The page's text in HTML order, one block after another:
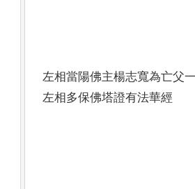
左相當陽佛主楊志寬為亡父
左相多保佛塔證有法華經